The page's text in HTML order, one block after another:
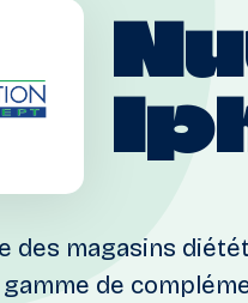
des magasins
de